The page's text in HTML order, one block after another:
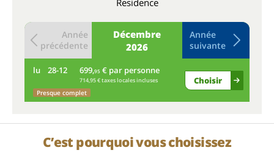
Residence
Décembre
2026
Année
précédente
Année
suivante
lu 28-12 699,95 € par personne
714,95 € taxes locales incluses
Presque complet
Choisir
C’est pourquoi vous choisissez